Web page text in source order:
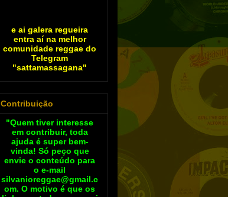
e ai galera regueira
entra aí na melhor
comunidade reggae do
Telegram
"sattamassagana"
Contribuição
"Quem tiver interesse
em contribuir, toda
ajuda é super bem-
vinda! Só peço que
envie o conteúdo para
o e-mail
silvanioreggae@gmail.c
om. O motivo é que os